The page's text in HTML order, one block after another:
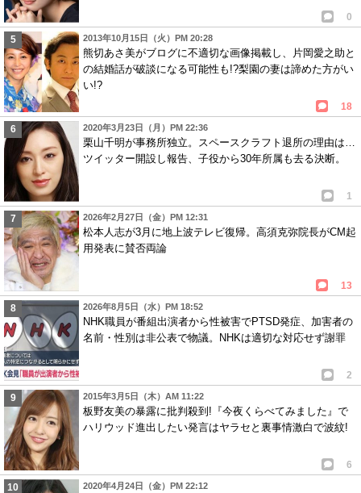
0
2013年10月15日（火）PM 20:28
熊切あさ美がブログに不適切な画像掲載し、片岡愛之助と
の結婚話が破談になる可能性も!?梨園の妻は諦めた方がい
い!?
18
2020年3月23日（月）PM 22:36
栗山千明が事務所独立。スペースクラフト退所の理由は…
ツイッター開設し報告、子役から30年所属も去る決断。
1
2026年2月27日（金）PM 12:31
松本人志が3月に地上波テレビ復帰。高須克弥院長がCM起
用発表に賛否両論
13
2026年8月5日（水）PM 18:52
NHK職員が番組出演者から性被害でPTSD発症、加害者の
名前・性別は非公表で物議。NHKは適切な対応せず謝罪
2
2015年3月5日（木）AM 11:22
板野友美の暴露に批判殺到!『今夜くらべてみました』で
ハリウッド進出したい発言はヤラセと裏事情激白で波紋!
6
2020年4月24日（金）PM 22:12